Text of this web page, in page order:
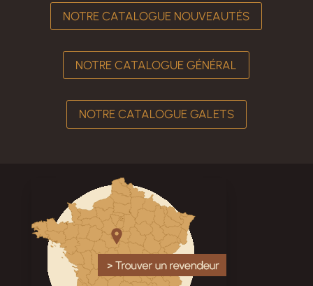
NOTRE CATALOGUE NOUVEAUTÉS
NOTRE CATALOGUE GÉNÉRAL
NOTRE CATALOGUE GALETS